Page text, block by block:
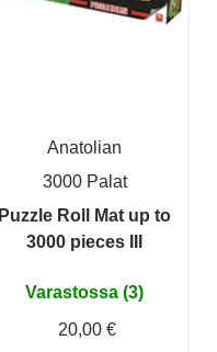
Anatolian
3000 Palat
Puzzle Roll Mat up to
3000 pieces III
Varastossa (3)
20,00 €